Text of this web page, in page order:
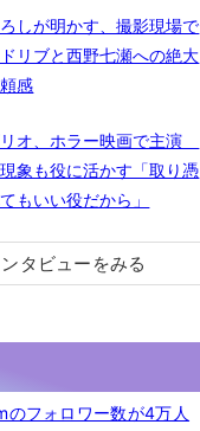
しが明かす、撮影現場で
リブと西野七瀬への絶大
感
オ、ホラー映画で主演
象も役に活かす「取り憑
もいい役だから」
タビューをみる
フォロワー数が4万人